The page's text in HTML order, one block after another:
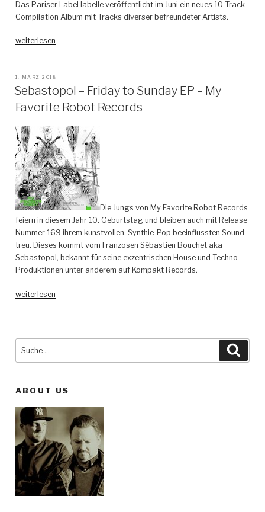
Das Pariser Label labelle veröffentlicht im Juni ein neues 10 Track
Compilation Album mit Tracks diverser befreundeter Artists.
„Various
In
Flagranti,
AKKAN,
Youkounkoun,
Ozzy,
Niv
Ast
and
more)
–
weiterlesen
VERÖFFENTLICHT
1. MÄRZ 2018
Sebastopol – Friday to Sunday EP – My
Favorite Robot Records
Die Jungs von My Favorite Robot Records
feiern in diesem Jahr 10. Geburtstag und bleiben auch mit Release
Nummer 169 ihrem kunstvollen, Synthie-Pop beeinflussten Sound
treu. Dieses kommt vom Franzosen Sébastien Bouchet aka
Sebastopol, bekannt für seine exzentrischen House und Techno
Produktionen unter anderem auf Kompakt Records.
„Sebastopol
EP
Favorite
Robot
Records“
weiterlesen
ABOUT US